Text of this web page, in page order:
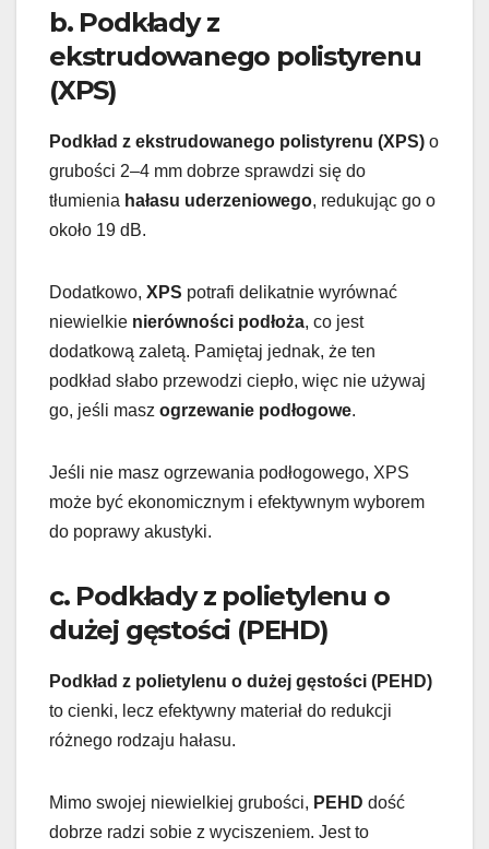
b. Podkłady z
ekstrudowanego polistyrenu
(XPS)
Podkład z ekstrudowanego polistyrenu (XPS) o
grubości 2–4 mm dobrze sprawdzi się do
tłumienia hałasu uderzeniowego, redukując go o
około 19 dB.
Dodatkowo, XPS potrafi delikatnie wyrównać
niewielkie nierówności podłoża, co jest
dodatkową zaletą. Pamiętaj jednak, że ten
podkład słabo przewodzi ciepło, więc nie używaj
go, jeśli masz ogrzewanie podłogowe.
Jeśli nie masz ogrzewania podłogowego, XPS
może być ekonomicznym i efektywnym wyborem
do poprawy akustyki.
c. Podkłady z polietylenu o
dużej gęstości (PEHD)
Podkład z polietylenu o dużej gęstości (PEHD)
to cienki, lecz efektywny materiał do redukcji
różnego rodzaju hałasu.
Mimo swojej niewielkiej grubości, PEHD dość
dobrze radzi sobie z wyciszeniem. Jest to